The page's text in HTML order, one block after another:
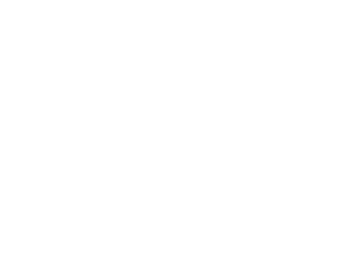
um álbum inédito: «I, Scvlptor» chega em